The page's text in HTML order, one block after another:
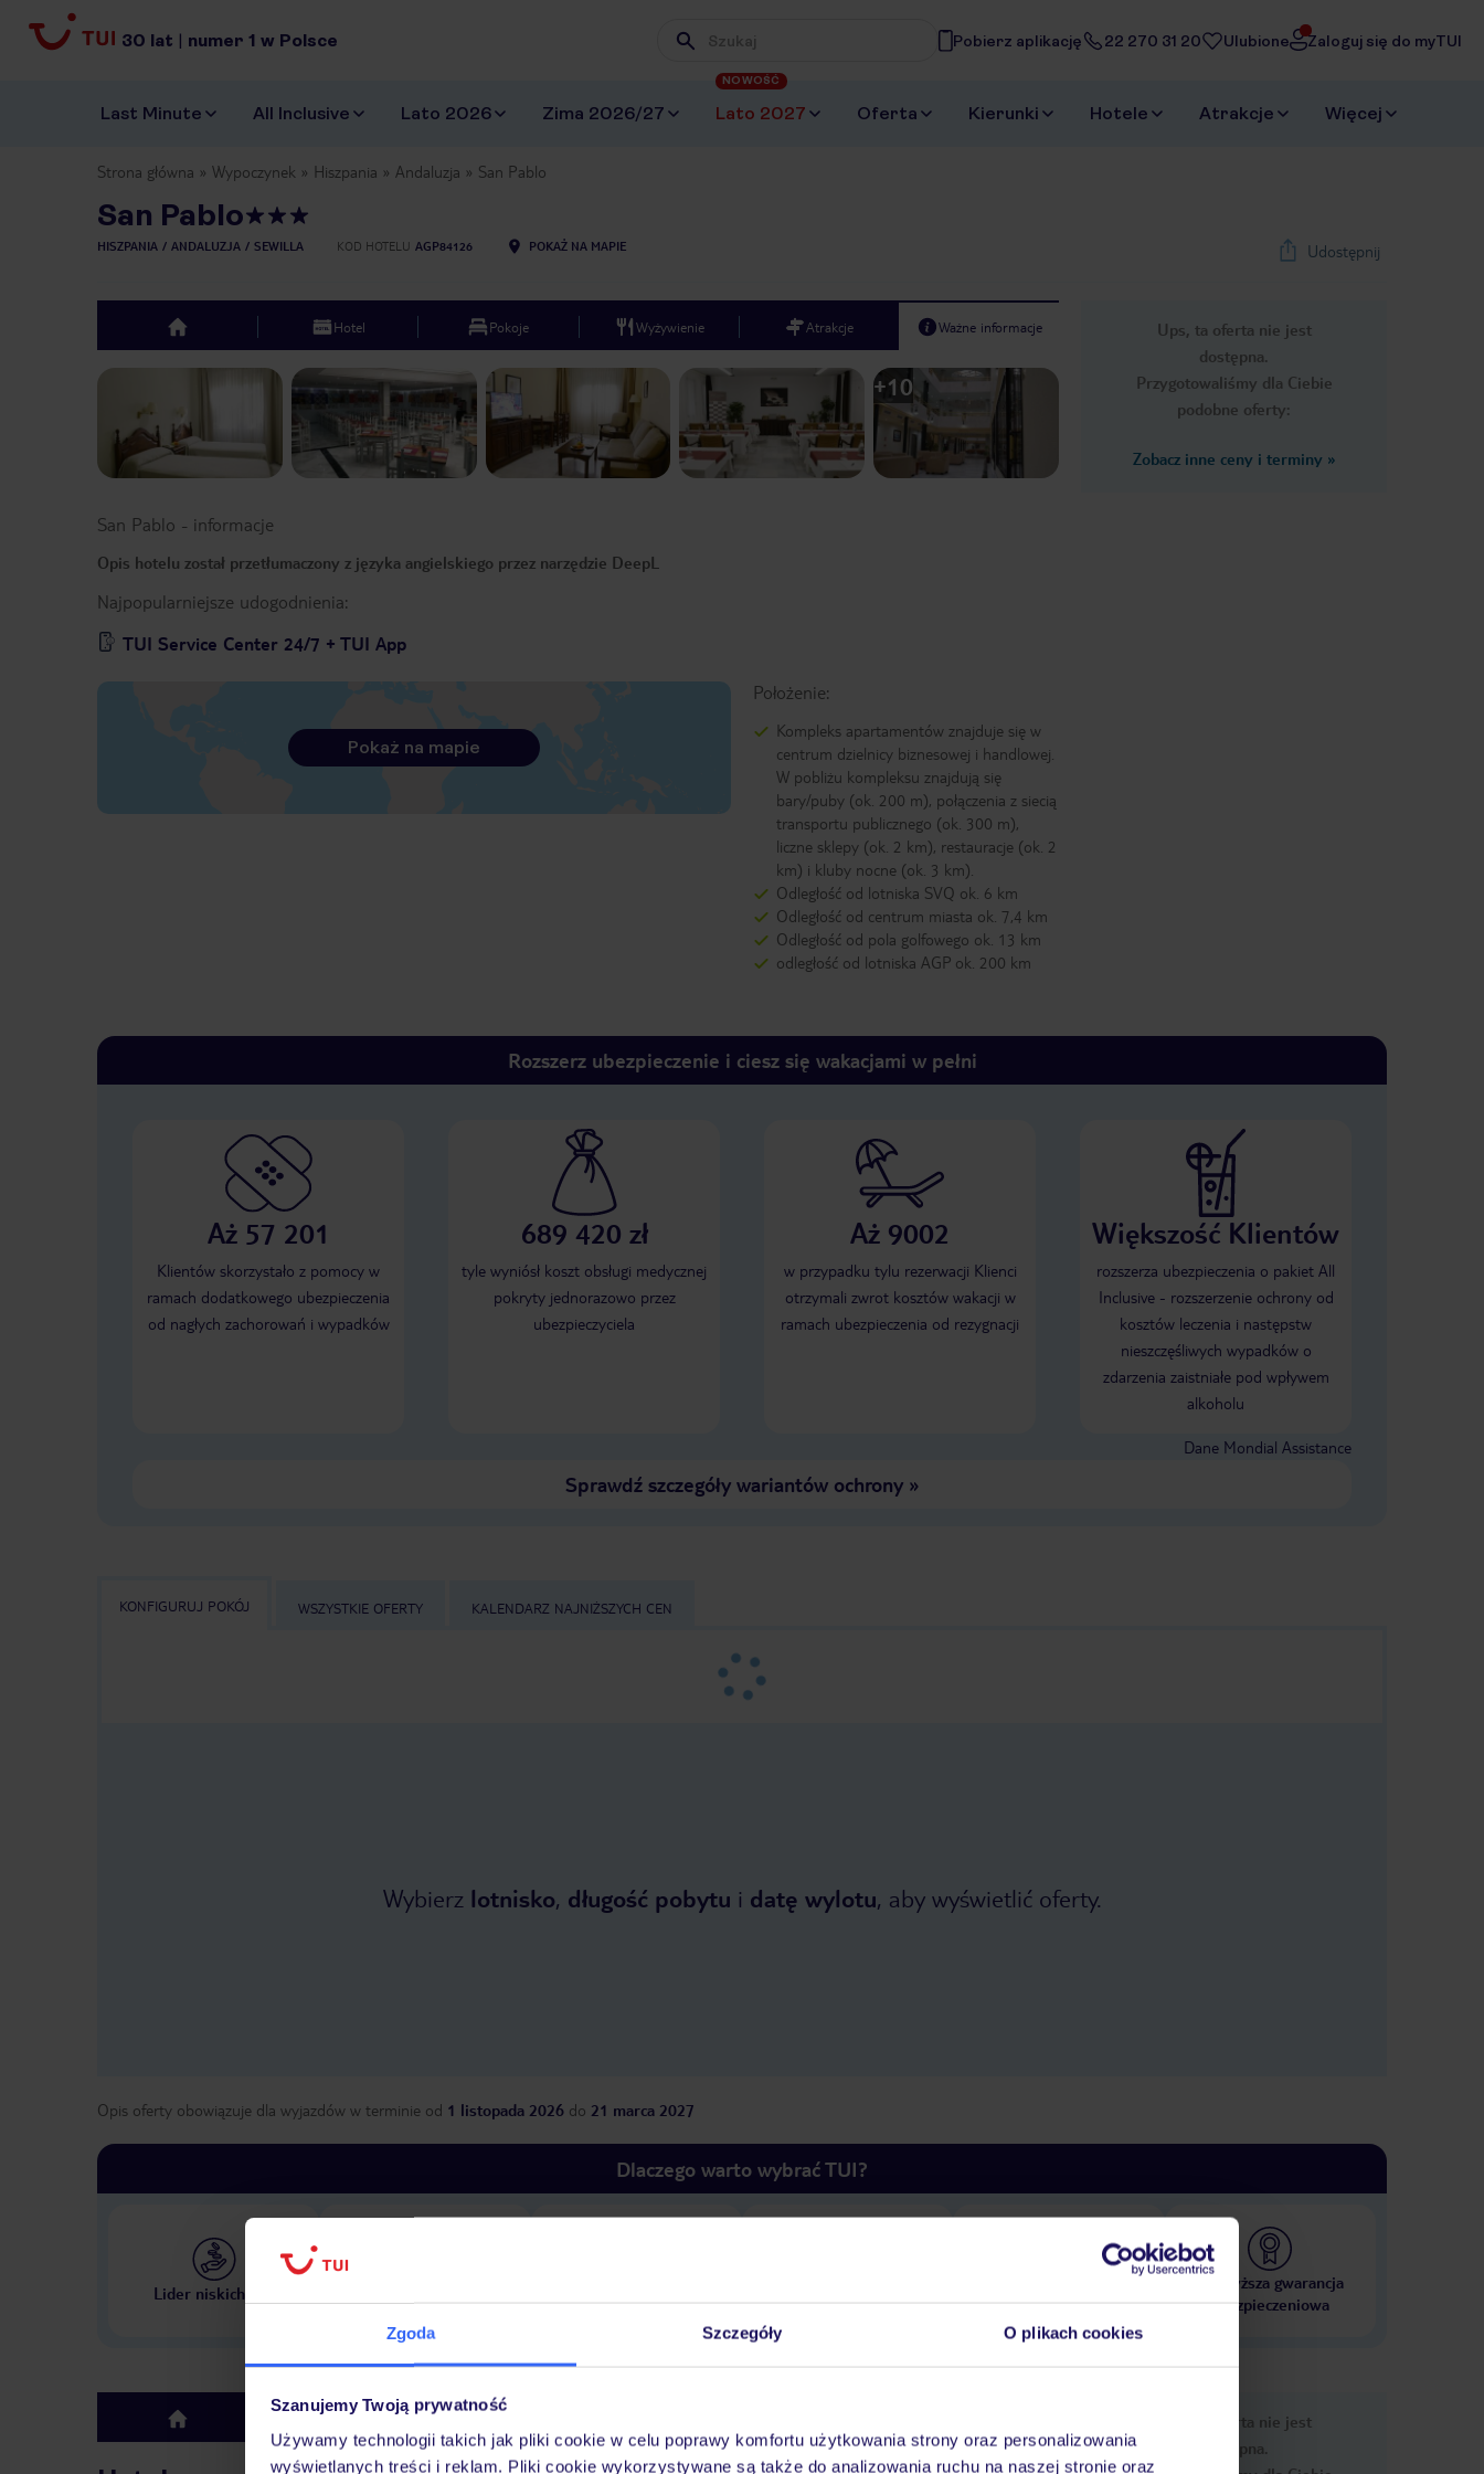
Zgoda Szczegóły O plikach cookies
Szanujemy Twoją prywatność
Używamy technologii takich jak pliki cookie w celu poprawy komfortu użytkowania strony oraz personalizowania
wyświetlanych treści i reklam. Pliki cookie wykorzystywane są także do analizowania ruchu na naszej stronie oraz
30 lat | numer 1 w Polsce Wpisz frazę, której szukasz
Pobierz aplikację 22 270 31 20 Ulubione Zaloguj się do myTUI
Last Minute All Inclusive Lato 2026 Zima 2026/27 Lato 2027
NOWOŚĆ
Oferta Kierunki Hotele Atrakcje Więcej
Strona główna Wypoczynek Hiszpania Andaluzja San Pablo
San Pablo
HISZPANIA ANDALUZJA SEWILLA KOD HOTELU AGP84126 POKAŻ NA MAPIE Udostępnij
Ups, ta oferta nie jest
dostępna.
Przygotowaliśmy dla Ciebie
podobne oferty:
Zobacz inne ceny i terminy »
top Hotel Pokoje Wyżywienie Atrakcje Ważne informacje
Next slide
1 /16
+10
San Pablo - informacje
Opis hotelu został przetłumaczony z języka angielskiego przez narzędzie DeepL
Najpopularniejsze udogodnienia:
TUI Service Center 24/7 + TUI App
Położenie:
Kompleks apartamentów znajduje się w
centrum dzielnicy biznesowej i handlowej.
W pobliżu kompleksu znajdują się
bary/puby (ok. 200 m), połączenia z siecią
transportu publicznego (ok. 300 m),
liczne sklepy (ok. 2 km), restauracje (ok. 2
km) i kluby nocne (ok. 3 km).
Odległość od lotniska SVQ ok. 6 km
Odległość od centrum miasta ok. 7,4 km
Odległość od pola golfowego ok. 13 km
odległość od lotniska AGP ok. 200 km
Pokaż na mapie
Rozszerz ubezpieczenie i ciesz się wakacjami w pełni
Aż 57 201
Klientów skorzystało z pomocy w
ramach dodatkowego ubezpieczenia
od nagłych zachorowań i wypadków
689 420 zł
tyle wyniósł koszt obsługi medycznej
pokryty jednorazowo przez
ubezpieczyciela
Aż 9002
w przypadku tylu rezerwacji Klienci
otrzymali zwrot kosztów wakacji w
ramach ubezpieczenia od rezygnacji
Większość Klientów
rozszerza ubezpieczenia o pakiet All
Inclusive - rozszerzenie ochrony od
kosztów leczenia i następstw
nieszczęśliwych wypadków o
zdarzenia zaistniałe pod wpływem
alkoholu
Dane Mondial Assistance
Sprawdź szczegóły wariantów ochrony»
KONFIGURUJ POKÓJ WSZYSTKIE OFERTY KALENDARZ NAJNIŻSZYCH CEN
Wybierz lotnisko, długość pobytu i datę wylotu, aby wyświetlić oferty.
Opis oferty obowiązuje dla wyjazdów w terminie od 1 listopada 2026 do 21 marca 2027
Dlaczego warto wybrać TUI?
Lider niskich cen
w Polsce
wakacjach 24/7
10 000 hoteli w ponad 50
krajach
Najwyższa gwarancja
ubezpieczeniowa
top Hotel
Ups, ta oferta nie jest
dostępna.